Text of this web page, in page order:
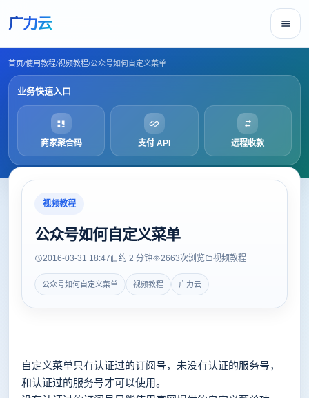
广力云
首页/使用教程/视频教程/公众号如何自定义菜单
业务快速入口
商家聚合码 支付 API 远程收款
视频教程
公众号如何自定义菜单
2016-03-31 18:47 约 2 分钟 2663次浏览 视频教程
公众号如何自定义菜单 视频教程 广力云
自定义菜单只有认证过的订阅号，未没有认证的服务号，
和认证过的服务号才可以使用。